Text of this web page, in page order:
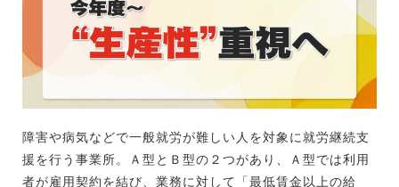
障害や病気などで一般就労が難しい人を対象に就労継続支
援を行う事業所。Ａ型とＢ型の２つがあり、Ａ型では利用
者が雇用契約を結び、業務に対して「最低賃金以上の給